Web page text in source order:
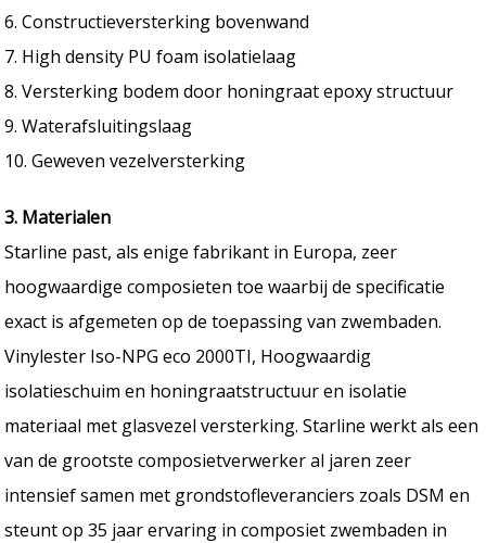
6. Constructieversterking bovenwand
7. High density PU foam isolatielaag
8. Versterking bodem door honingraat epoxy structuur
9. Waterafsluitingslaag
10. Geweven vezelversterking
3. Materialen
Starline past, als enige fabrikant in Europa, zeer
hoogwaardige composieten toe waarbij de specificatie
exact is afgemeten op de toepassing van zwembaden.
Vinylester Iso-NPG eco 2000TI, Hoogwaardig
isolatieschuim en honingraatstructuur en isolatie
materiaal met glasvezel versterking. Starline werkt als een
van de grootste composietverwerker al jaren zeer
intensief samen met grondstofleveranciers zoals DSM en
steunt op 35 jaar ervaring in composiet zwembaden in